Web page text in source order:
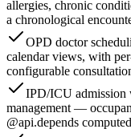
allergies, chronic
a chronological
OPD doctor
calendar views, with
configurable
IPD/ICU admission
management —
@api.depends